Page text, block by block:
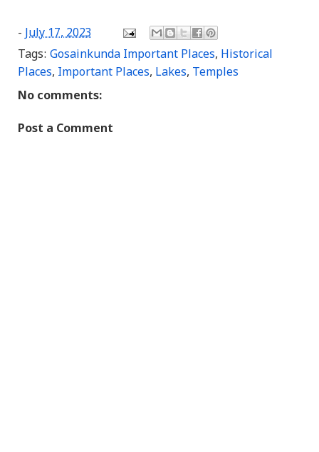
- July 17, 2023
Tags: Gosainkunda Important Places, Historical
Places, Important Places, Lakes, Temples
No comments:
Post a Comment